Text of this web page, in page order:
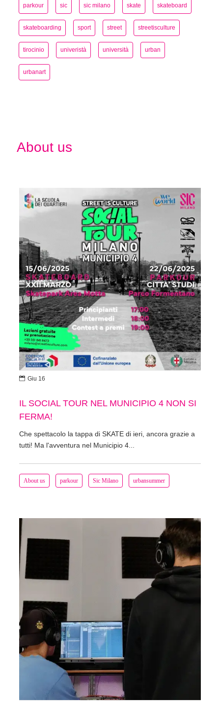
parkour sic sic milano skate skateboard
skateboarding sport street streetisculture
tirocinio univeristà università urban
urbanart
About us
About us parkour Sic Milano urbansummer
IL SOCIAL TOUR NEL MUNICIPIO 4 NON SI
FERMA!
Che spettacolo la tappa di SKATE di ieri, ancora grazie a
tutti! Ma l'avventura nel Municipio 4...
 Giu 16